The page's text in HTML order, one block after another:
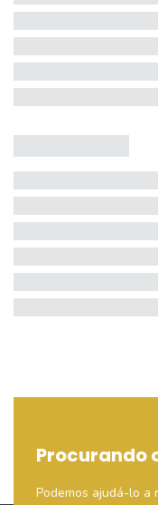
Procurando
Podemos ajudá-lo a